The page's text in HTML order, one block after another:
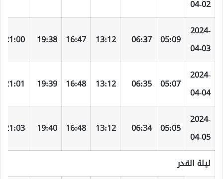
04-02
2024-
04-03
05:09
06:37
13:12
16:47
19:38
21:00
2024-
04-04
05:07
06:35
13:12
16:48
19:39
21:01
2024-
04-05
05:05
06:34
13:12
16:48
19:40
21:03
ليلة القدر